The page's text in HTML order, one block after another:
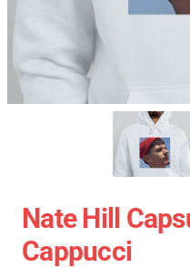
Nate Hill
Cappucci